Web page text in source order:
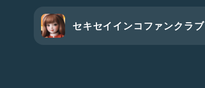
セキセイインコファンクラブ